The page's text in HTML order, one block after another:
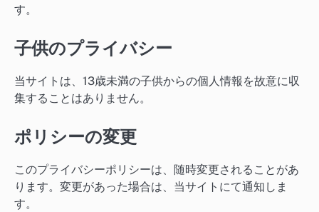
す。
子供のプライバシー
当サイトは、13歳未満の子供からの個人情報を故意に収
集することはありません。
ポリシーの変更
このプライバシーポリシーは、随時変更されることがあ
ります。変更があった場合は、当サイトにて通知しま
す。